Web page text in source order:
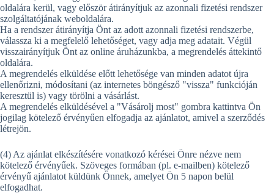
oldalára kerül, vagy először átirányítjuk az azonnali fizetési rendszer
szolgáltatójának weboldalára.
Ha a rendszer átirányítja Önt az adott azonnali fizetési rendszerbe,
válassza ki a megfelelő lehetőséget, vagy adja meg adatait. Végül
visszairányítjuk Önt az online áruházunkba, a megrendelés áttekintő
oldalára.
A megrendelés elküldése előtt lehetősége van minden adatot újra
ellenőrizni, módosítani (az internetes böngésző "vissza" funkcióján
keresztül is) vagy törölni a vásárlást.
A megrendelés elküldésével a "Vásárolj most" gombra kattintva Ön
jogilag kötelező érvényűen elfogadja az ajánlatot, amivel a szerződés
létrejön.
(4) Az ajánlat elkészítésére vonatkozó kérései Önre nézve nem
kötelező érvényűek. Szöveges formában (pl. e-mailben) kötelező
érvényű ajánlatot küldünk Önnek, amelyet Ön 5 napon belül
elfogadhat.